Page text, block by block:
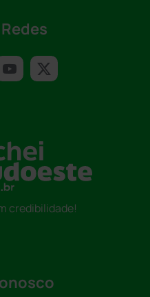
credibilidade!